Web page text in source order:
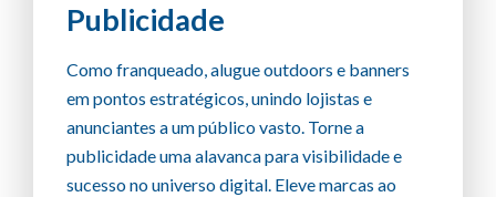
Publicidade
Como franqueado, alugue outdoors e banners
em pontos estratégicos, unindo lojistas e
anunciantes a um público vasto. Torne a
publicidade uma alavanca para visibilidade e
sucesso no universo digital. Eleve marcas ao